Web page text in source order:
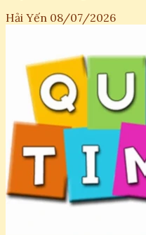
Hải Yến 08/07/2026